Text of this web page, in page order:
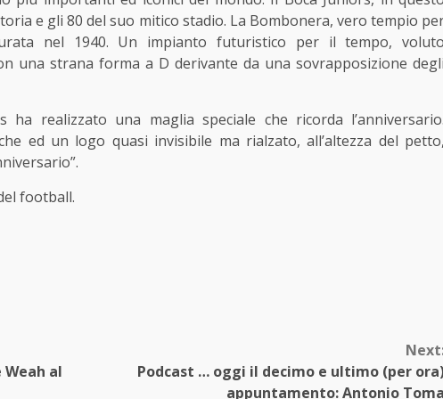
e gli 80 del suo mitico stadio. La Bombonera, vero tempio
nel 1940. Un impianto futuristico per il tempo, voluto
una strana forma a D derivante da una sovrapposizione degli
ha realizzato una maglia speciale che ricorda l’anniversario.
ed un logo quasi invisibile ma rialzato, all’altezza del petto,
football.
al
Podcast … oggi il decimo e ultimo (per
appuntamento: Antonio Toma